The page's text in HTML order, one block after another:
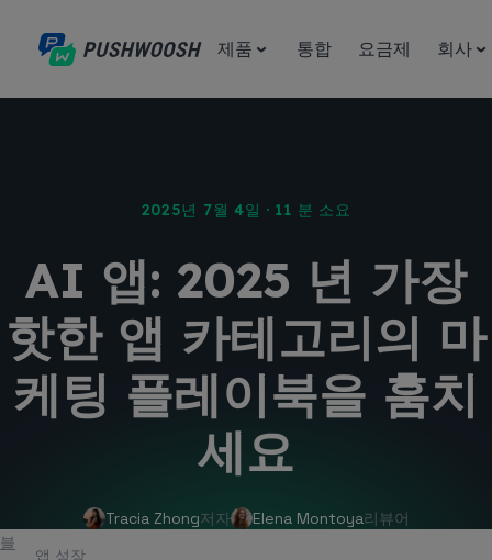
제품 통합 요금제 회사
2025년 7월 4일 · 11 분 소요
AI 앱: 2025 년 가장
핫한 앱 카테고리의 마
케팅 플레이북을 훔치
세요
Tracia Zhong저자 Elena Montoya리뷰어
블